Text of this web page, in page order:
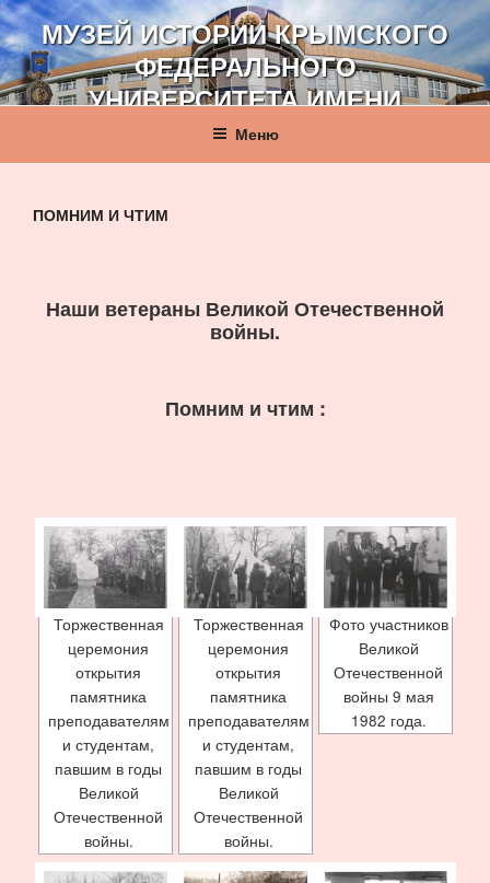
Перейти
к
содержимому
МУЗЕЙ ИСТОРИИ КРЫМСКОГО
ФЕДЕРАЛЬНОГО
УНИВЕРСИТЕТА ИМЕНИ
В. И. ВЕРНАДСКОГО
Меню
ПОМНИМ И ЧТИМ
Наши ветераны Великой Отечественной
войны.
Помним и чтим :
Торжественная
церемония
открытия
памятника
преподавателям
и студентам,
павшим в годы
Великой
Отечественной
войны.
Торжественная
церемония
открытия
памятника
преподавателям
и студентам,
павшим в годы
Великой
Отечественной
войны.
Фото участников
Великой
Отечественной
войны 9 мая
1982 года.